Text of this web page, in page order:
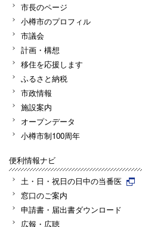
市長のページ
小樽市のプロフィル
市議会
計画・構想
移住を応援します
ふるさと納税
市政情報
施設案内
オープンデータ
小樽市制100周年
便利情報ナビ
土・日・祝日の日中の当番医
窓口のご案内
申請書・届出書ダウンロード
広報・広聴